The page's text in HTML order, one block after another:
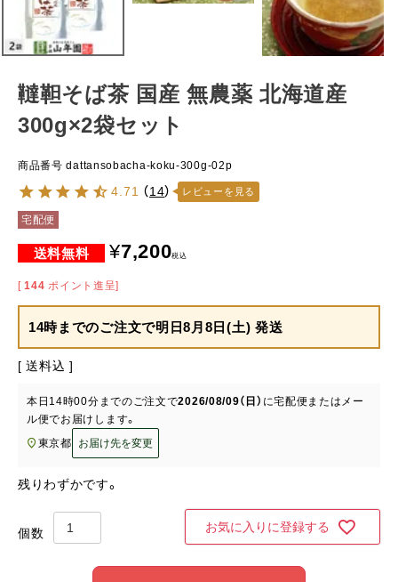
韃靼そば茶 国産 無農薬 北海道産
300g×2袋セット
商品番号 dattansobacha-koku-300g-02p
4.71 （14） レビューを見る
宅配便
¥7,200税込
[ 144 ポイント進呈]
14時までのご注文で明日8月8日(土) 発送
送料込
本日 14時00分 までのご注文で2026/08/09（日） に宅配便またはメー
ル便でお届けします。
東京都
お届け先を変更
残りわずかです。
お気に入りに登録する